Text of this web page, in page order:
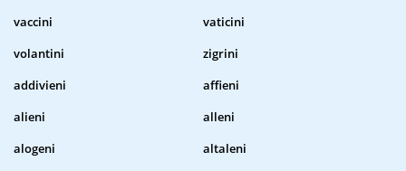
vaccini
vaticini
volantini
zigrini
addivieni
affieni
alieni
alleni
alogeni
altaleni